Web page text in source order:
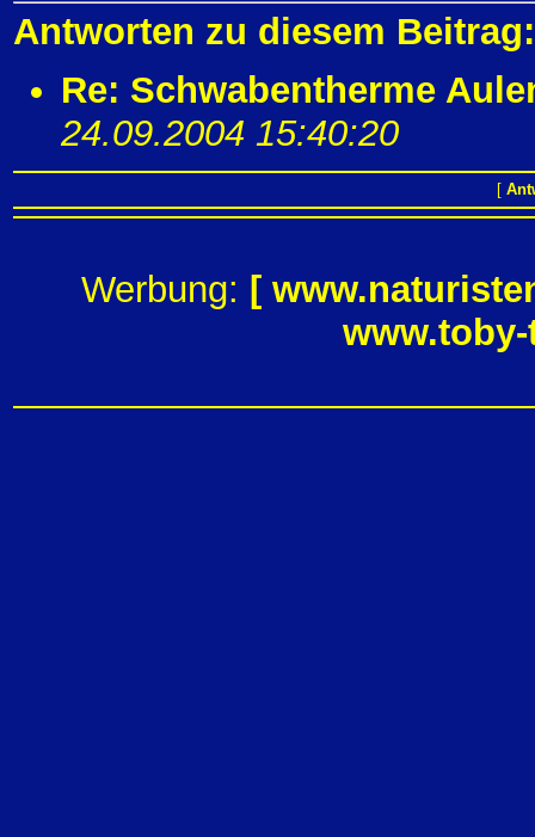
Antworten zu diesem Beitrag:
Re: Schwabentherme
24.09.2004 15:40:20
[
Werbung: [